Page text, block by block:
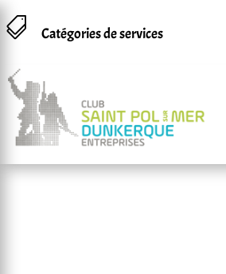
 Catégories de services
Panneau de gestion des cookies